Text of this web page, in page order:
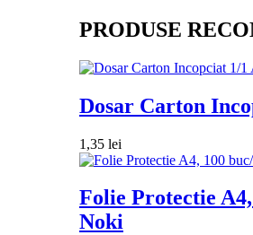
PRODUSE
Dosar Carton
1,35 lei
Folie Protectie
Noki